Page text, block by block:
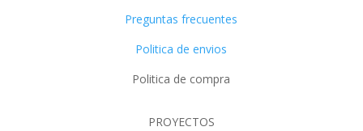
Preguntas frecuentes
Politica de envios
Politica de compra
PROYECTOS